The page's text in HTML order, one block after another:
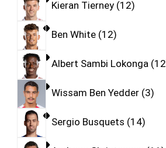
Kieran Tierney 12
Ben White 12
Albert Sambi Lokonga 12
Wissam Ben Yedder 3
Sergio Busquets 14